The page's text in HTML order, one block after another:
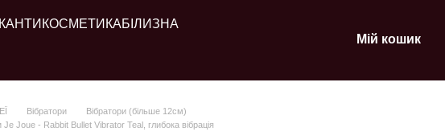
КОСМЕТИКАБІЛИЗНА
Мій кошик
Вібратори
Вібратори (більше 12см)
Joue - Rabbit Bullet Vibrator Teal, глибока вібрація